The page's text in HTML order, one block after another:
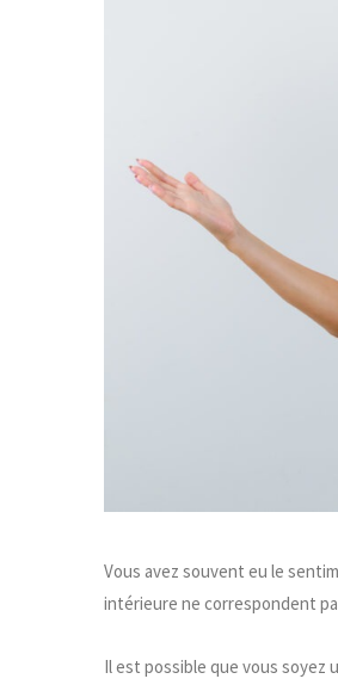
Vous avez souvent eu le
intérieure ne correspondent
Il est possible que vous soyez